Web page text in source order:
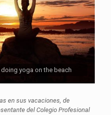
yoga on the beach
en sus vacaciones, de
del Colegio Profesional